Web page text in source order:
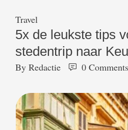
Travel
5x de leukste tips
stedentrip naar
By Redactie 0 Comments